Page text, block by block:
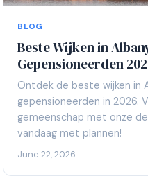
BLOG
Beste Wijken in
Gepensioneerden
Ontdek de beste wijken in
gepensioneerden in 2026.
gemeenschap met onze
vandaag met plannen!
June 22, 2026